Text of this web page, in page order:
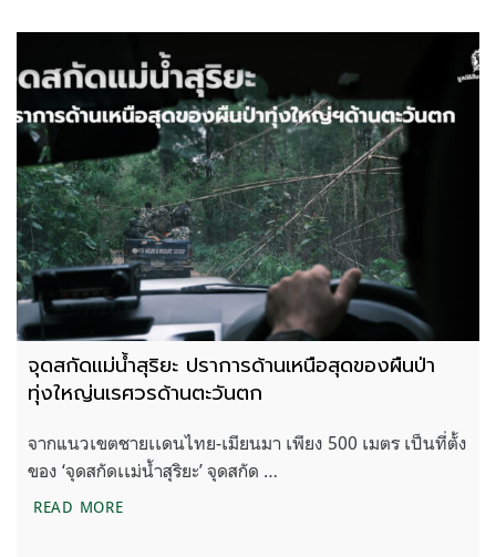
จุดสกัดแม่น้ำสุริยะ ปราการด้านเหนือสุดของผืนป่า
ทุ่งใหญ่นเรศวรด้านตะวันตก
จากแนวเขตชายเเดนไทย-เมียนมา เพียง 500 เมตร เป็นที่ตั้ง
ของ ‘จุดสกัดเเม่น้ำสุริยะ’ จุดสกัด …
READ MOREจุดสกัดแม่น้ำสุริยะ ปราการด้านเหนือสุดของผืนป่าทุ่ง